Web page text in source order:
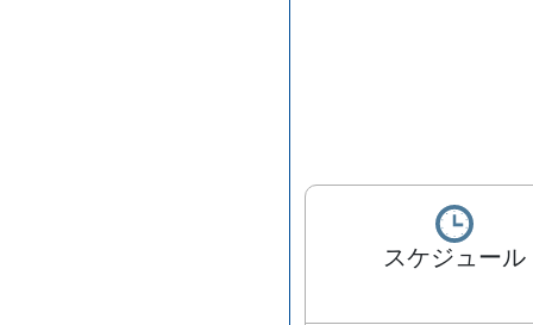
スケジュール